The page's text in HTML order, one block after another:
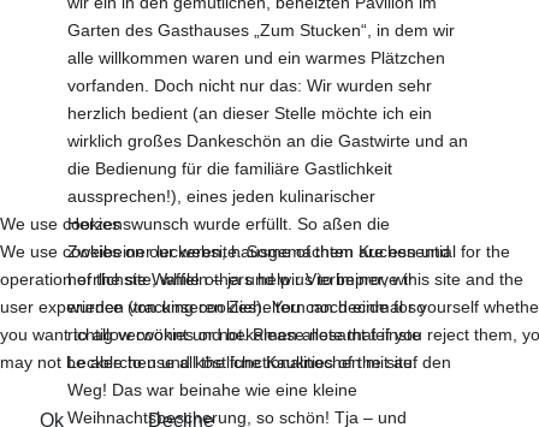
Garten des Gasthauses „Zum Stucken“, in dem wir
alle willkommen waren und ein warmes Plätzchen
vorfanden. Doch nicht nur das: Wir wurden sehr
herzlich bedient (an dieser Stelle möchte ich ein
wirklich großes Dankeschön an die Gastwirte und an
die Bedienung für die familiäre Gastlichkeit
aussprechen!), eines jeden kulinarischer
Herzenswunsch wurde erfüllt. So aßen die
Zweibeiner leckeren, hausgemachten Kuchen und
herrlichste Waffeln – ja und wir Vierbeiner, wir
wurden von unseren Zieheltern noch einmal so
richtig verwöhnt und bekamen allesamt feinste
Leckerchen und köstliche Kauknochen mit auf den
Weg! Das war beinahe wie eine kleine
Weihnachtsbescherung, so schön! Tja – und
We use cookies
We use cookies on our website. Some of them are essential for the
operation of the site, while others help us to improve this site and the
user experience (tracking cookies). You can decide for yourself
you want to allow cookies or not. Please note that if you reject them,
may not be able to use all the functionalities of the site.
Ok Decline